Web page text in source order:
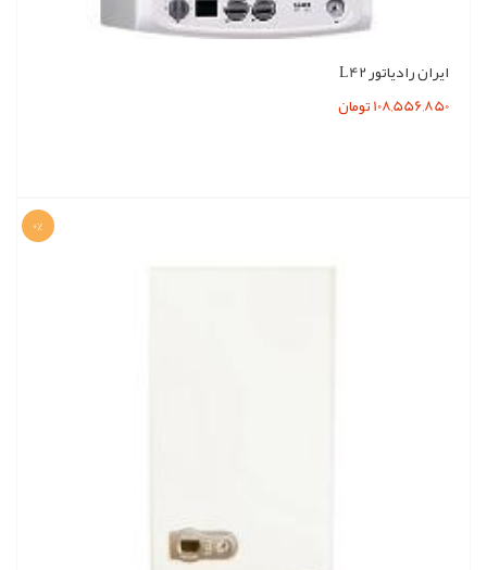
ایران رادیاتور L42
108,556,850 تومان
0%